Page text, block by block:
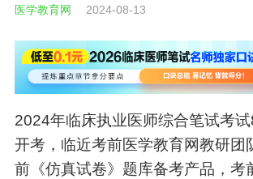
医学教育网 2024-08-13
2024年临床执业医师综合笔试考
开考，临近考前医学教育网教研团
前《仿真试卷》题库备考产品，考